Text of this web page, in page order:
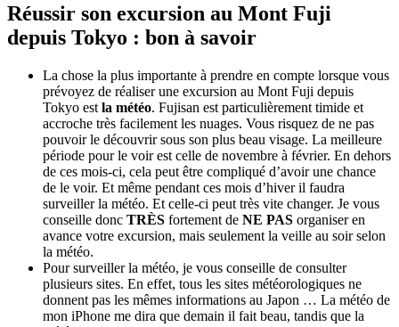
Réussir son excursion au Mont Fuji
depuis Tokyo : bon à savoir
La chose la plus importante à prendre en compte lorsque vous
prévoyez de réaliser une excursion au Mont Fuji depuis
Tokyo est la météo. Fujisan est particulièrement timide et
accroche très facilement les nuages. Vous risquez de ne pas
pouvoir le découvrir sous son plus beau visage. La meilleure
période pour le voir est celle de novembre à février. En dehors
de ces mois-ci, cela peut être compliqué d’avoir une chance
de le voir. Et même pendant ces mois d’hiver il faudra
surveiller la météo. Et celle-ci peut très vite changer. Je vous
conseille donc TRÈS fortement de NE PAS organiser en
avance votre excursion, mais seulement la veille au soir selon
la météo.
Pour surveiller la météo, je vous conseille de consulter
plusieurs sites. En effet, tous les sites météorologiques ne
donnent pas les mêmes informations au Japon … La météo de
mon iPhone me dira que demain il fait beau, tandis que la